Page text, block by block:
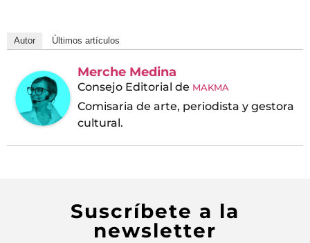
Autor Últimos artículos
Merche Medina
Consejo Editorial de MAKMA
Comisaria de arte, periodista y gestora
cultural.
Suscríbete a la
newsletter